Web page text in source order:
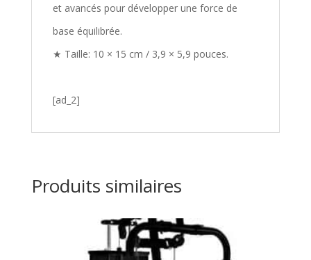
et avancés pour développer une force de
base équilibrée.
★ Taille: 10 × 15 cm / 3,9 × 5,9 pouces.
[ad_2]
Produits similaires